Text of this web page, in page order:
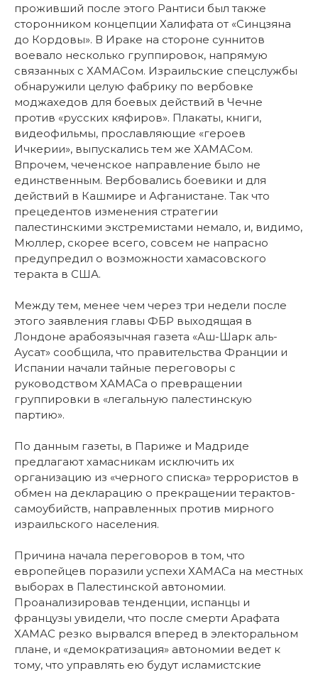
проживший после этого Рантиси был также
сторонником концепции Халифата от «Синцзяна
до Кордовы». В Ираке на стороне суннитов
воевало несколько группировок, напрямую
связанных с ХАМАСом. Израильские спецслужбы
обнаружили целую фабрику по вербовке
моджахедов для боевых действий в Чечне
против «русских кяфиров». Плакаты, книги,
видеофильмы, прославляющие «героев
Ичкерии», выпускались тем же ХАМАСом.
Впрочем, чеченское направление было не
единственным. Вербовались боевики и для
действий в Кашмире и Афганистане. Так что
прецедентов изменения стратегии
палестинскими экстремистами немало, и, видимо,
Мюллер, скорее всего, совсем не напрасно
предупредил о возможности хамасовского
теракта в США.
Между тем, менее чем через три недели после
этого заявления главы ФБР выходящая в
Лондоне арабоязычная газета «Аш-Шарк аль-
Аусат» сообщила, что правительства Франции и
Испании начали тайные переговоры с
руководством ХАМАСа о превращении
группировки в «легальную палестинскую
партию».
По данным газеты, в Париже и Мадриде
предлагают хамасникам исключить их
организацию из «черного списка» террористов в
обмен на декларацию о прекращении терактов-
самоубийств, направленных против мирного
израильского населения.
Причина начала переговоров в том, что
европейцев поразили успехи ХАМАСа на местных
выборах в Палестинской автономии.
Проанализировав тенденции, испанцы и
французы увидели, что после смерти Арафата
ХАМАС резко вырвался вперед в электоральном
плане, и «демократизация» автономии ведет к
тому, что управлять ею будут исламистские